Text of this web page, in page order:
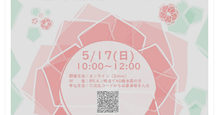
対象
・香美町職員採用候補者試験の受験を考えている人
・来年度以降に受験を検討している人
・ご家族で関心のある人など
令和8年5月8日（金曜日）まで
令和8年度の香美町職員採用候補者試験を実施するにあたり、受
験希望者などを対象に採用試験の概要の説明や現役職員との交流
などを行う採用説明会を次のとおり開催します。